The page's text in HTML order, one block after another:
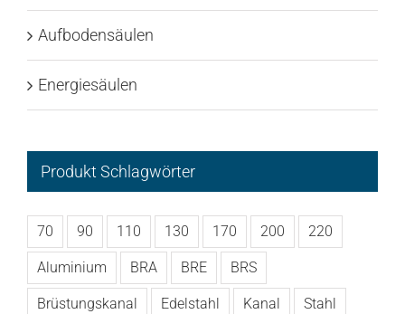
Aufbodensäulen
Energiesäulen
Produkt Schlagwörter
70 90 110 130 170 200 220
Aluminium BRA BRE BRS
Brüstungskanal Edelstahl Kanal Stahl